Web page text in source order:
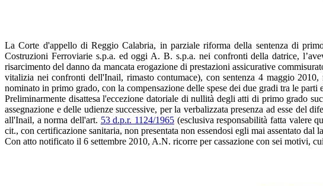
La Corte d'appello di Reggio Calabria, in parziale riforma della sentenza di
Costruzioni Ferroviarie s.p.a. ed oggi A. B. s.p.a. nei confronti della datrice,
risarcimento del danno da mancata erogazione di prestazioni assicurative
vitalizia nei confronti dell'Inail, rimasto contumace), con sentenza 4 maggio
nominato in primo grado, con la compensazione delle spese dei due gradi tra le
Preliminarmente disattesa l'eccezione datoriale di nullità degli atti di primo grado
assegnazione e delle udienze successive, per la verbalizzata presenza ad esse del
all'Inail, a norma dell'art. 53 d.p.r. 1124/1965 (esclusiva responsabilità fatta valere
cit., con certificazione sanitaria, non presentata non essendosi egli mai assentato
Con atto notificato il 6 settembre 2010, A.N. ricorre per cassazione con sei motivi,